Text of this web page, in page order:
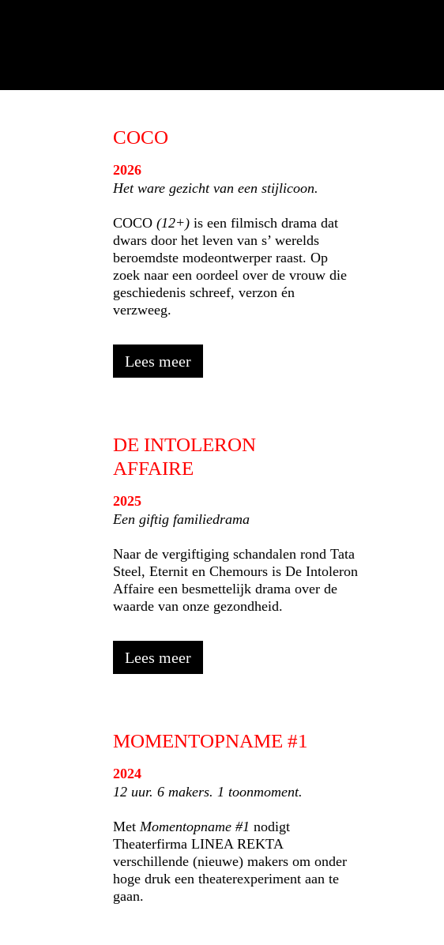
COCO
2026
Het ware gezicht van een stijlicoon.
COCO (12+) is een filmisch drama dat
dwars door het leven van s’ werelds
beroemdste modeontwerper raast. Op
zoek naar een oordeel over de vrouw die
geschiedenis schreef, verzon én
verzweeg.
Lees meer
DE INTOLERON
AFFAIRE
2025
Een giftig familiedrama
Naar de vergiftiging schandalen rond Tata
Steel, Eternit en Chemours is De Intoleron
Affaire een besmettelijk drama over de
waarde van onze gezondheid.
Lees meer
MOMENTOPNAME #1
2024
12 uur. 6 makers. 1 toonmoment.
Met Momentopname #1 nodigt
Theaterfirma LINEA REKTA
verschillende (nieuwe) makers om onder
hoge druk een theaterexperiment aan te
gaan.